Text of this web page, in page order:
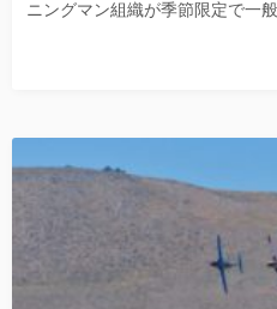
ニングマン組織が季節限定で一